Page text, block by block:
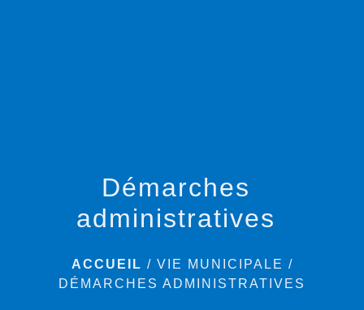
Démarches
administratives
ACCUEIL / VIE MUNICIPALE /
DÉMARCHES ADMINISTRATIVES